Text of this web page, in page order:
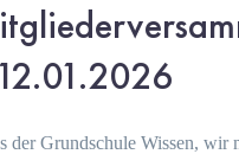
der Grundschule Wissen, wir